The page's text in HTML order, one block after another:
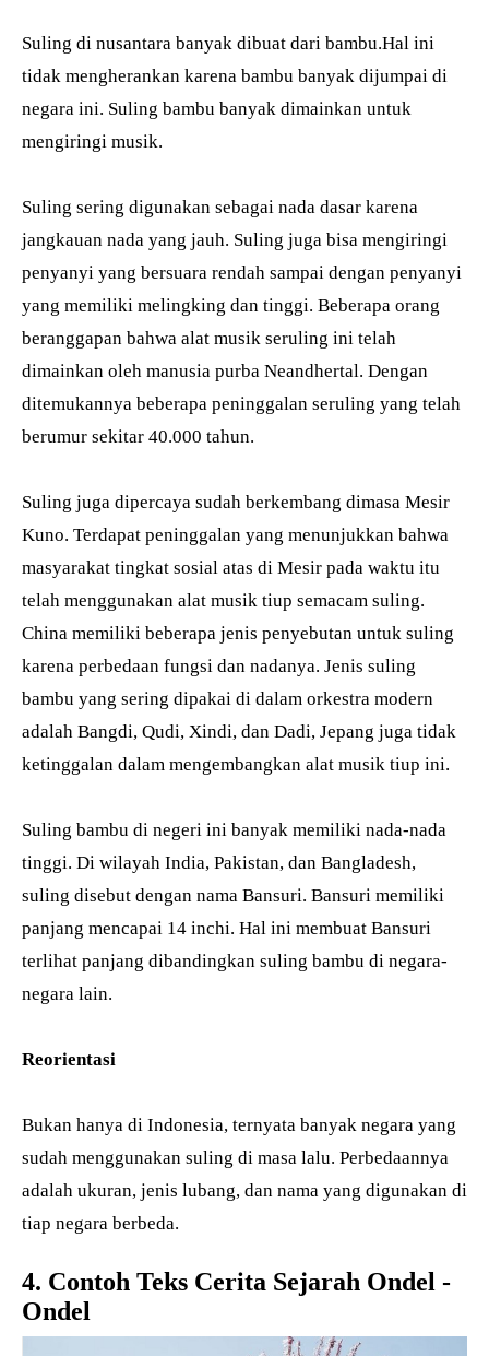
Suling di nusantara banyak dibuat dari bambu.Hal ini
tidak mengherankan karena bambu banyak dijumpai di
negara ini. Suling bambu banyak dimainkan untuk
mengiringi musik.
Suling sering digunakan sebagai nada dasar karena
jangkauan nada yang jauh. Suling juga bisa mengiringi
penyanyi yang bersuara rendah sampai dengan penyanyi
yang memiliki melingking dan tinggi. Beberapa orang
beranggapan bahwa alat musik seruling ini telah
dimainkan oleh manusia purba Neandhertal. Dengan
ditemukannya beberapa peninggalan seruling yang telah
berumur sekitar 40.000 tahun.
Suling juga dipercaya sudah berkembang dimasa Mesir
Kuno. Terdapat peninggalan yang menunjukkan bahwa
masyarakat tingkat sosial atas di Mesir pada waktu itu
telah menggunakan alat musik tiup semacam suling.
China memiliki beberapa jenis penyebutan untuk suling
karena perbedaan fungsi dan nadanya. Jenis suling
bambu yang sering dipakai di dalam orkestra modern
adalah Bangdi, Qudi, Xindi, dan Dadi, Jepang juga tidak
ketinggalan dalam mengembangkan alat musik tiup ini.
Suling bambu di negeri ini banyak memiliki nada-nada
tinggi. Di wilayah India, Pakistan, dan Bangladesh,
suling disebut dengan nama Bansuri. Bansuri memiliki
panjang mencapai 14 inchi. Hal ini membuat Bansuri
terlihat panjang dibandingkan suling bambu di negara-
negara lain.
Reorientasi
Bukan hanya di Indonesia, ternyata banyak negara yang
sudah menggunakan suling di masa lalu. Perbedaannya
adalah ukuran, jenis lubang, dan nama yang digunakan di
tiap negara berbeda.
4. Contoh Teks Cerita Sejarah Ondel -
Ondel